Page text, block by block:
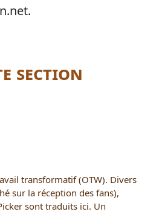
section
transformatif (OTW). Divers
sur la réception des fans),
sont traduits ici. Un